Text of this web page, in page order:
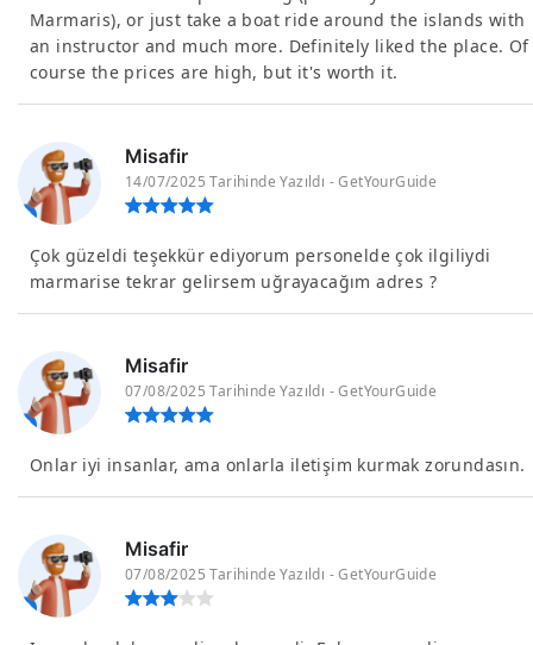
Marmaris), or just take a boat ride around the islands with
an instructor and much more. Definitely liked the place. Of
course the prices are high, but it's worth it.
Misafir
14/07/2025 Tarihinde Yazıldı - GetYourGuide
Çok güzeldi teşekkür ediyorum personelde çok ilgiliydi
marmarise tekrar gelirsem uğrayacağım adres ?
Misafir
07/08/2025 Tarihinde Yazıldı - GetYourGuide
Onlar iyi insanlar, ama onlarla iletişim kurmak zorundasın.
Misafir
07/08/2025 Tarihinde Yazıldı - GetYourGuide